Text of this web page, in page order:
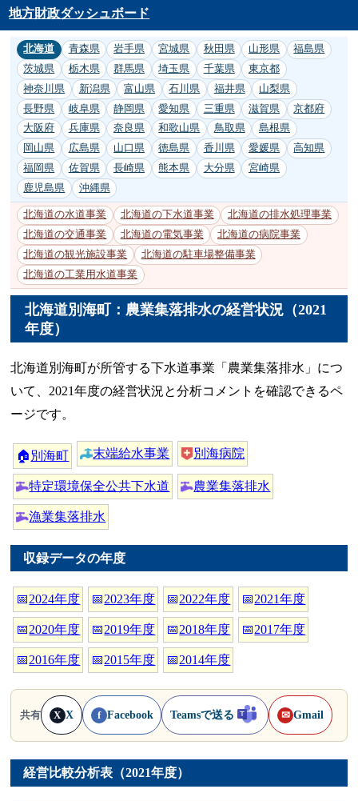
地方財政ダッシュボード
北海道 青森県 岩手県 宮城県 秋田県 山形県
福島県
茨城県
栃木県 群馬県 埼玉県 千葉県
東京都
神奈川県
新潟県 富山県 石川県 福井県
山梨県
長野県
岐阜県 静岡県 愛知県 三重県 滋賀県
京都府
大阪府
兵庫県 奈良県 和歌山県 鳥取県
島根県
岡山県
広島県 山口県 徳島県 香川県 愛媛県
高知県
福岡県
佐賀県 長崎県 熊本県 大分県
宮崎県
鹿児島県
沖縄県
北海道の水道事業 北海道の下水道事業
北海道の排水処理事業
北海道の交通事業
北海道の電気事業
北海道の病院事業
北海道の観光施設事業
北海道の駐車場整備事業
北海道の工業用水道事業
北海道別海町：農業集落排水の経営状況（2021
年度）
北海道別海町が所管する下水道事業「農業集落排水」につ
いて、2021年度の経営状況と分析コメントを確認できるペ
ージです。
🏠 別海町 末端給水事業 別海病院
特定環境保全公共下水道 農業集落排水
漁業集落排水
収録データの年度
📅2024年度 📅2023年度 📅2022年度 📅2021年度
📅2020年度 📅2019年度 📅2018年度 📅2017年度
📅2016年度 📅2015年度 📅2014年度
共有 X X f Facebook Teamsで送る ✉ Gmail
経営比較分析表（2021年度）